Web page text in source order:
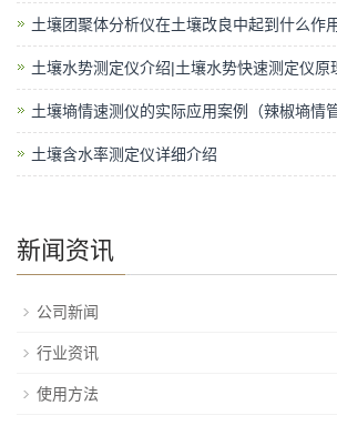
土壤团聚体分析仪在土壤改良中起到什么作
土壤水势测定仪介绍|土壤水势快速测定仪原
土壤墒情速测仪的实际应用案例（辣椒墒情
土壤含水率测定仪详细介绍
新闻资讯
公司新闻
行业资讯
使用方法